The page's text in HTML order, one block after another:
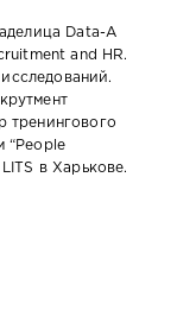
Data-A
and HR.
тренингового
“People
в Харькове.